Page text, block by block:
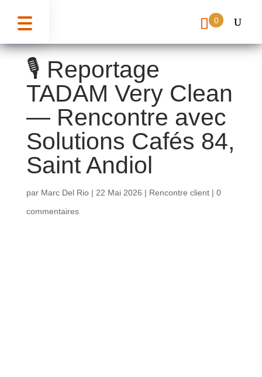
0
🎙️ Reportage
TADAM Very Clean
— Rencontre avec
Solutions Cafés 84,
Saint Andiol
par Marc Del Rio| 22 Mai 2026 | Rencontre client| 0
commentaires